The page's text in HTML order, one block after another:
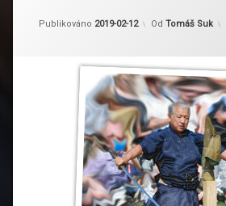
Publikováno 2019-02-12 Od Tomáš Suk